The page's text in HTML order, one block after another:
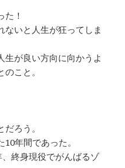
た！
ないと人生が狂ってしま
生が良い方向に向かうよ
こと。
ろう。
年間であった。
終身現役でがんばるゾ